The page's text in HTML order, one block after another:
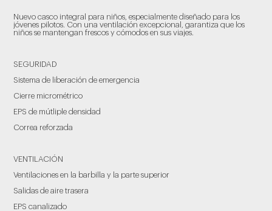
Nuevo casco integral para niños, especialmente diseñado para los
jóvenes pilotos. Con una ventilación excepcional, garantiza que los
niños se mantengan frescos y cómodos en sus viajes.
SEGURIDAD
Sistema de liberación de emergencia
Cierre micrométrico
EPS de mútliple densidad
Correa reforzada
VENTILACIÓN
Ventilaciones en la barbilla y la parte superior
Salidas de aire trasera
EPS canalizado